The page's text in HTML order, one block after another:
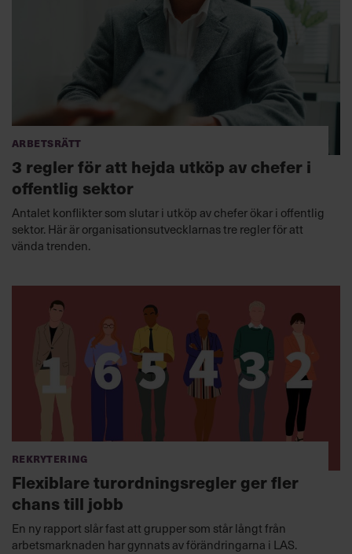
Arbetsrätt
3 regler för att hejda utköp av chefer i
offentlig sektor
Antalet konflikter som slutar i utköp av chefer ökar i offentlig
sektor. Här är organisationsutvecklarnas tre regler för att
vända trenden.
Rekrytering
Flexiblare turordningsregler ger fler
chans till jobb
En ny rapport slår fast att grupper som står långt från
arbetsmarknaden har gynnats av förändringarna i LAS.